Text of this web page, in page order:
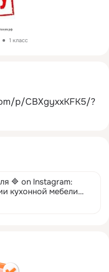
1 класс
p/CBXgyxxKFK5/?
🔷️ on Instagram:
кухонной мебели
материалы,
и